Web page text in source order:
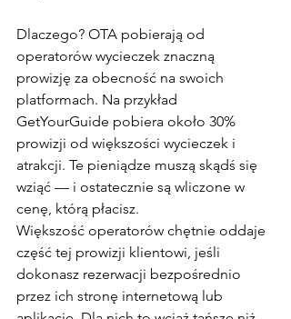
Dlaczego? OTA pobierają od
operatorów wycieczek znaczną
prowizję za obecność na swoich
platformach. Na przykład
GetYourGuide pobiera około 30%
prowizji od większości wycieczek i
atrakcji. Te pieniądze muszą skądś się
wziąć — i ostatecznie są wliczone w
cenę, którą płacisz.
Większość operatorów chętnie oddaje
część tej prowizji klientowi, jeśli
dokonasz rezerwacji bezpośrednio
przez ich stronę internetową lub